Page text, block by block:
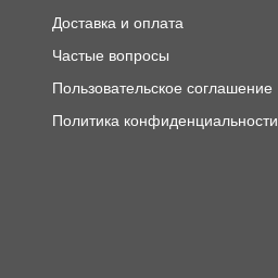
Доставка и оплата
Частые вопросы
Пользовательское соглашение
Политика конфиденциальности